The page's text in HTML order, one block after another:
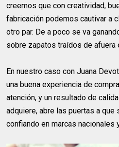
creemos que con creatividad,
fabricación podemos cautivar a
otro par. De a poco se va
sobre zapatos traídos de afuera
En nuestro caso con Juana
una buena experiencia de
atención, y un resultado de
adquiere, abre las puertas a que
confiando en marcas nacionales